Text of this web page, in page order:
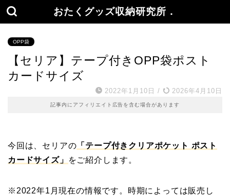
おたくグッズ収納研究所．
OPP袋
【セリア】テープ付きOPP袋ポスト
カードサイズ
2022年1月10日 / 2026年4月10日
記事内にアフィリエイト広告を含む場合があります
今回は、セリアの 「テープ付きクリアポケット ポスト
カードサイズ」
をご紹介します。
※2022年1月現在の情報です。時期によっては販売し